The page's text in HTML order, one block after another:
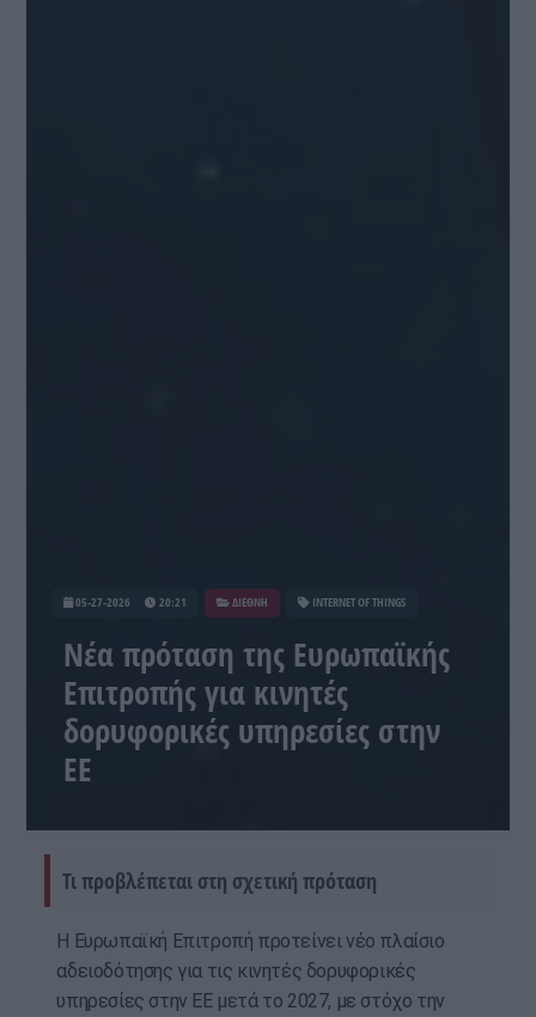
05-27-2026 20:21 ΔΙΕΘΝΗ INTERNET OF THINGS
Νέα πρόταση της Ευρωπαϊκής
Επιτροπής για κινητές
δορυφορικές υπηρεσίες στην
ΕΕ
Τι προβλέπεται στη σχετική πρόταση
Η Ευρωπαϊκή Επιτροπή προτείνει νέο πλαίσιο
αδειοδότησης για τις κινητές δορυφορικές
υπηρεσίες στην ΕΕ μετά το 2027, με στόχο την